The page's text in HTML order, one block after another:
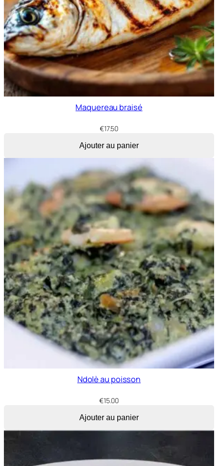
Maquereau braisé
€17.50
Ajouter au panier
Ndolè au poisson
€15.00
Ajouter au panier